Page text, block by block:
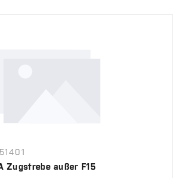
Zugstrebe außer F15